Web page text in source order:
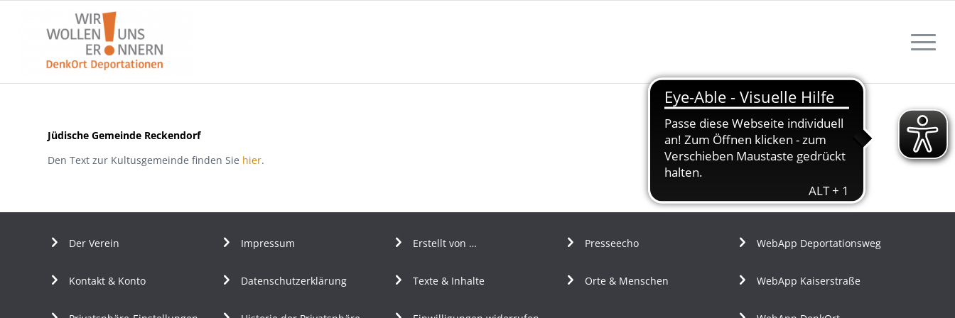
Jüdische Gemeinde Reckendorf
Den Text zur Kultusgemeinde finden Sie hier.
Der Verein
Kontakt & Konto
Impressum
Datenschutzerklärung
Erstellt von …
Texte & Inhalte
Presseecho
Orte & Menschen
WebApp Deportationsweg
WebApp Kaiserstraße